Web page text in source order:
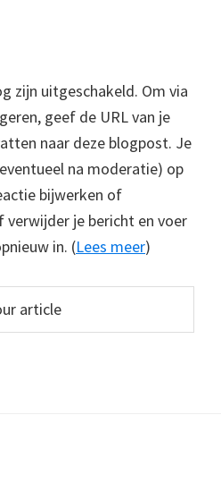
zijn uitgeschakeld. Om via
geef de URL van je
naar deze blogpost. Je
na moderatie) op
bijwerken of
verwijder je bericht en voer
in. (Lees meer)